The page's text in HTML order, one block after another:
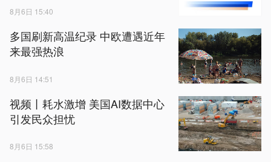
8月6日 15:40
多国刷新高温纪录 中欧遭遇近年
来最强热浪
8月6日 14:51
视频丨耗水激增 美国AI数据中心
引发民众担忧
8月6日 15:58